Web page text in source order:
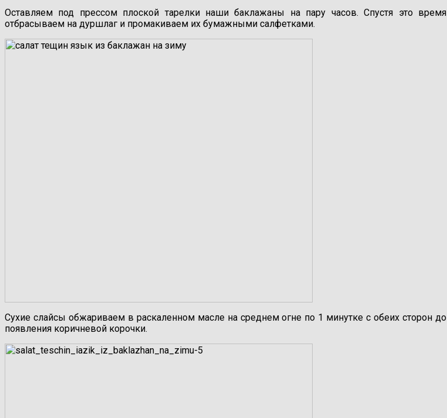
Оставляем под прессом плоской тарелки наши баклажаны на пару часов. Спустя это время
отбрасываем на дуршлаг и промакиваем их бумажными салфетками.
Сухие слайсы обжариваем в раскаленном масле на среднем огне по 1 минутке с обеих сторон до
появления коричневой корочки.